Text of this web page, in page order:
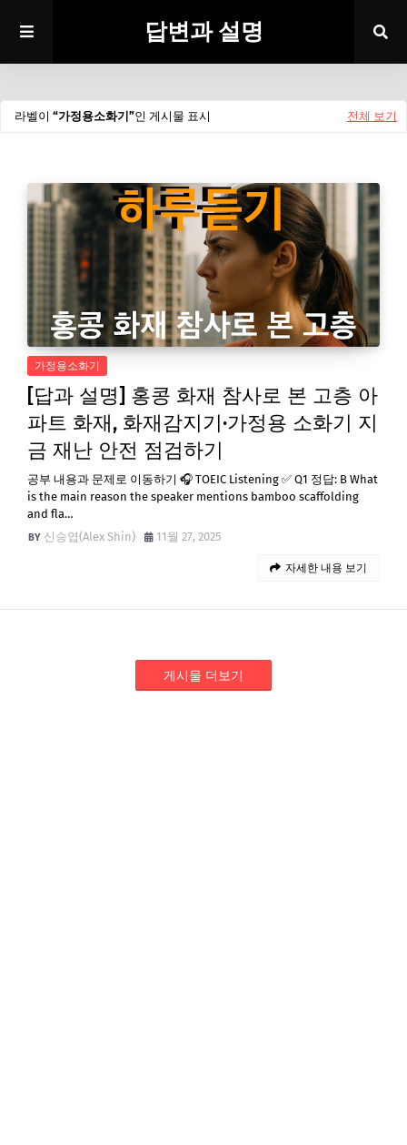
답변과 설명
라벨이 가정용소화기 인 게시물 표시 전체 보기
가정용소화기
[답과 설명] 홍콩 화재 참사로 본 고층 아
파트 화재, 화재감지기·가정용 소화기 지
금 재난 안전 점검하기
공부 내용과 문제로 이동하기 🎧 TOEIC Listening ✅ Q1 정답: B What
is the main reason the speaker mentions bamboo scaffolding
and fla…
신승엽(Alex Shin)
11월 27, 2025
자세한 내용 보기
게시물 더보기